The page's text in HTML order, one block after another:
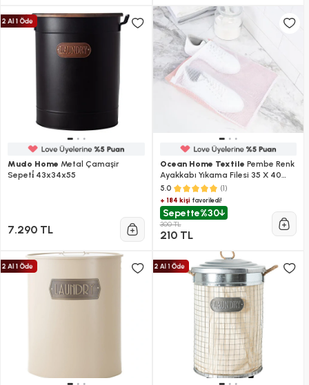
Mudo Home Metal Çamaşir
Sepeti̇ 43x34x55
7.290 TL
Ocean Home Textile Pembe Renk
Ayakkabı Yıkama Filesi 35 X 40
Cm
5.0 (1)
+ 184 kişifavoriledi!
Sepette%30
300 TL
210 TL